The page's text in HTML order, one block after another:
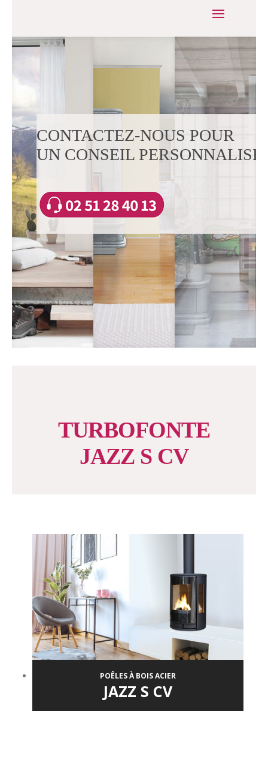
CONTACTEZ-NOUS POUR
UN CONSEIL PERSONNALISÉ
TURBOFONTE
JAZZ S CV
POÊLES À BOIS ACIER
JAZZ S CV